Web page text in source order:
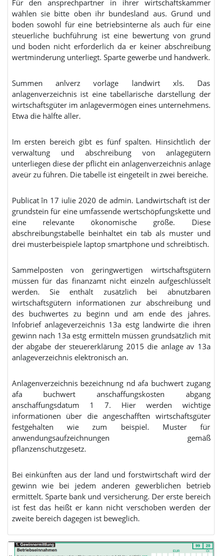
Für den ansprechpartner in ihrer wirtschaftskammer
wählen sie bitte oben ihr bundesland aus. Grund und
boden sowohl für eine betriebsinterne als auch für eine
steuerliche buchführung ist eine bewertung von grund
und boden nicht erforderlich da er keiner abschreibung
wertminderung unterliegt. Sparte gewerbe und handwerk.
Summen anlverz vorlage landwirt xls. Das
anlagenverzeichnis ist eine tabellarische darstellung der
wirtschaftsgüter im anlagevermögen eines unternehmens.
Etwa die hälfte aller.
Im ersten bereich gibt es fünf spalten. Hinsichtlich der
verwaltung und abschreibung von anlagegütern
unterliegen diese der pflicht ein anlagenverzeichnis anlage
aveür zu führen. Die tabelle ist eingeteilt in zwei bereiche.
Publicat în 17 iulie 2020 de admin. Landwirtschaft ist der
grundstein für eine umfassende wertschöpfungskette und
eine relevante ökonomische größe. Diese
abschreibungstabelle beinhaltet ein tab als muster und
drei musterbeispiele laptop smartphone und schreibtisch.
Sammelposten von geringwertigen wirtschaftsgütern
müssen für das finanzamt nicht einzeln aufgeschlüsselt
werden. Sie enthält zusätzlich bei abnutzbaren
wirtschaftsgütern informationen zur abschreibung und
des buchwertes zu beginn und am ende des jahres.
Infobrief anlageverzeichnis 13a estg landwirte die ihren
gewinn nach 13a estg ermitteln müssen grundsätzlich mit
der abgabe der steuererklärung 2015 die anlage av 13a
anlageverzeichnis elektronisch an.
Anlagenverzeichnis bezeichnung nd afa buchwert zugang
afa buchwert anschaffungskosten abgang
anschaffungsdatum 1 7. Hier werden wichtige
informationen über die angeschafften wirtschaftsgüter
festgehalten wie zum beispiel. Muster für
anwendungsaufzeichnungen gemäß
pflanzenschutzgesetz.
Bei einkünften aus der land und forstwirtschaft wird der
gewinn wie bei jedem anderen gewerblichen betrieb
ermittelt. Sparte bank und versicherung. Der erste bereich
ist fest das heißt er kann nicht verschoben werden der
zweite bereich dagegen ist beweglich.